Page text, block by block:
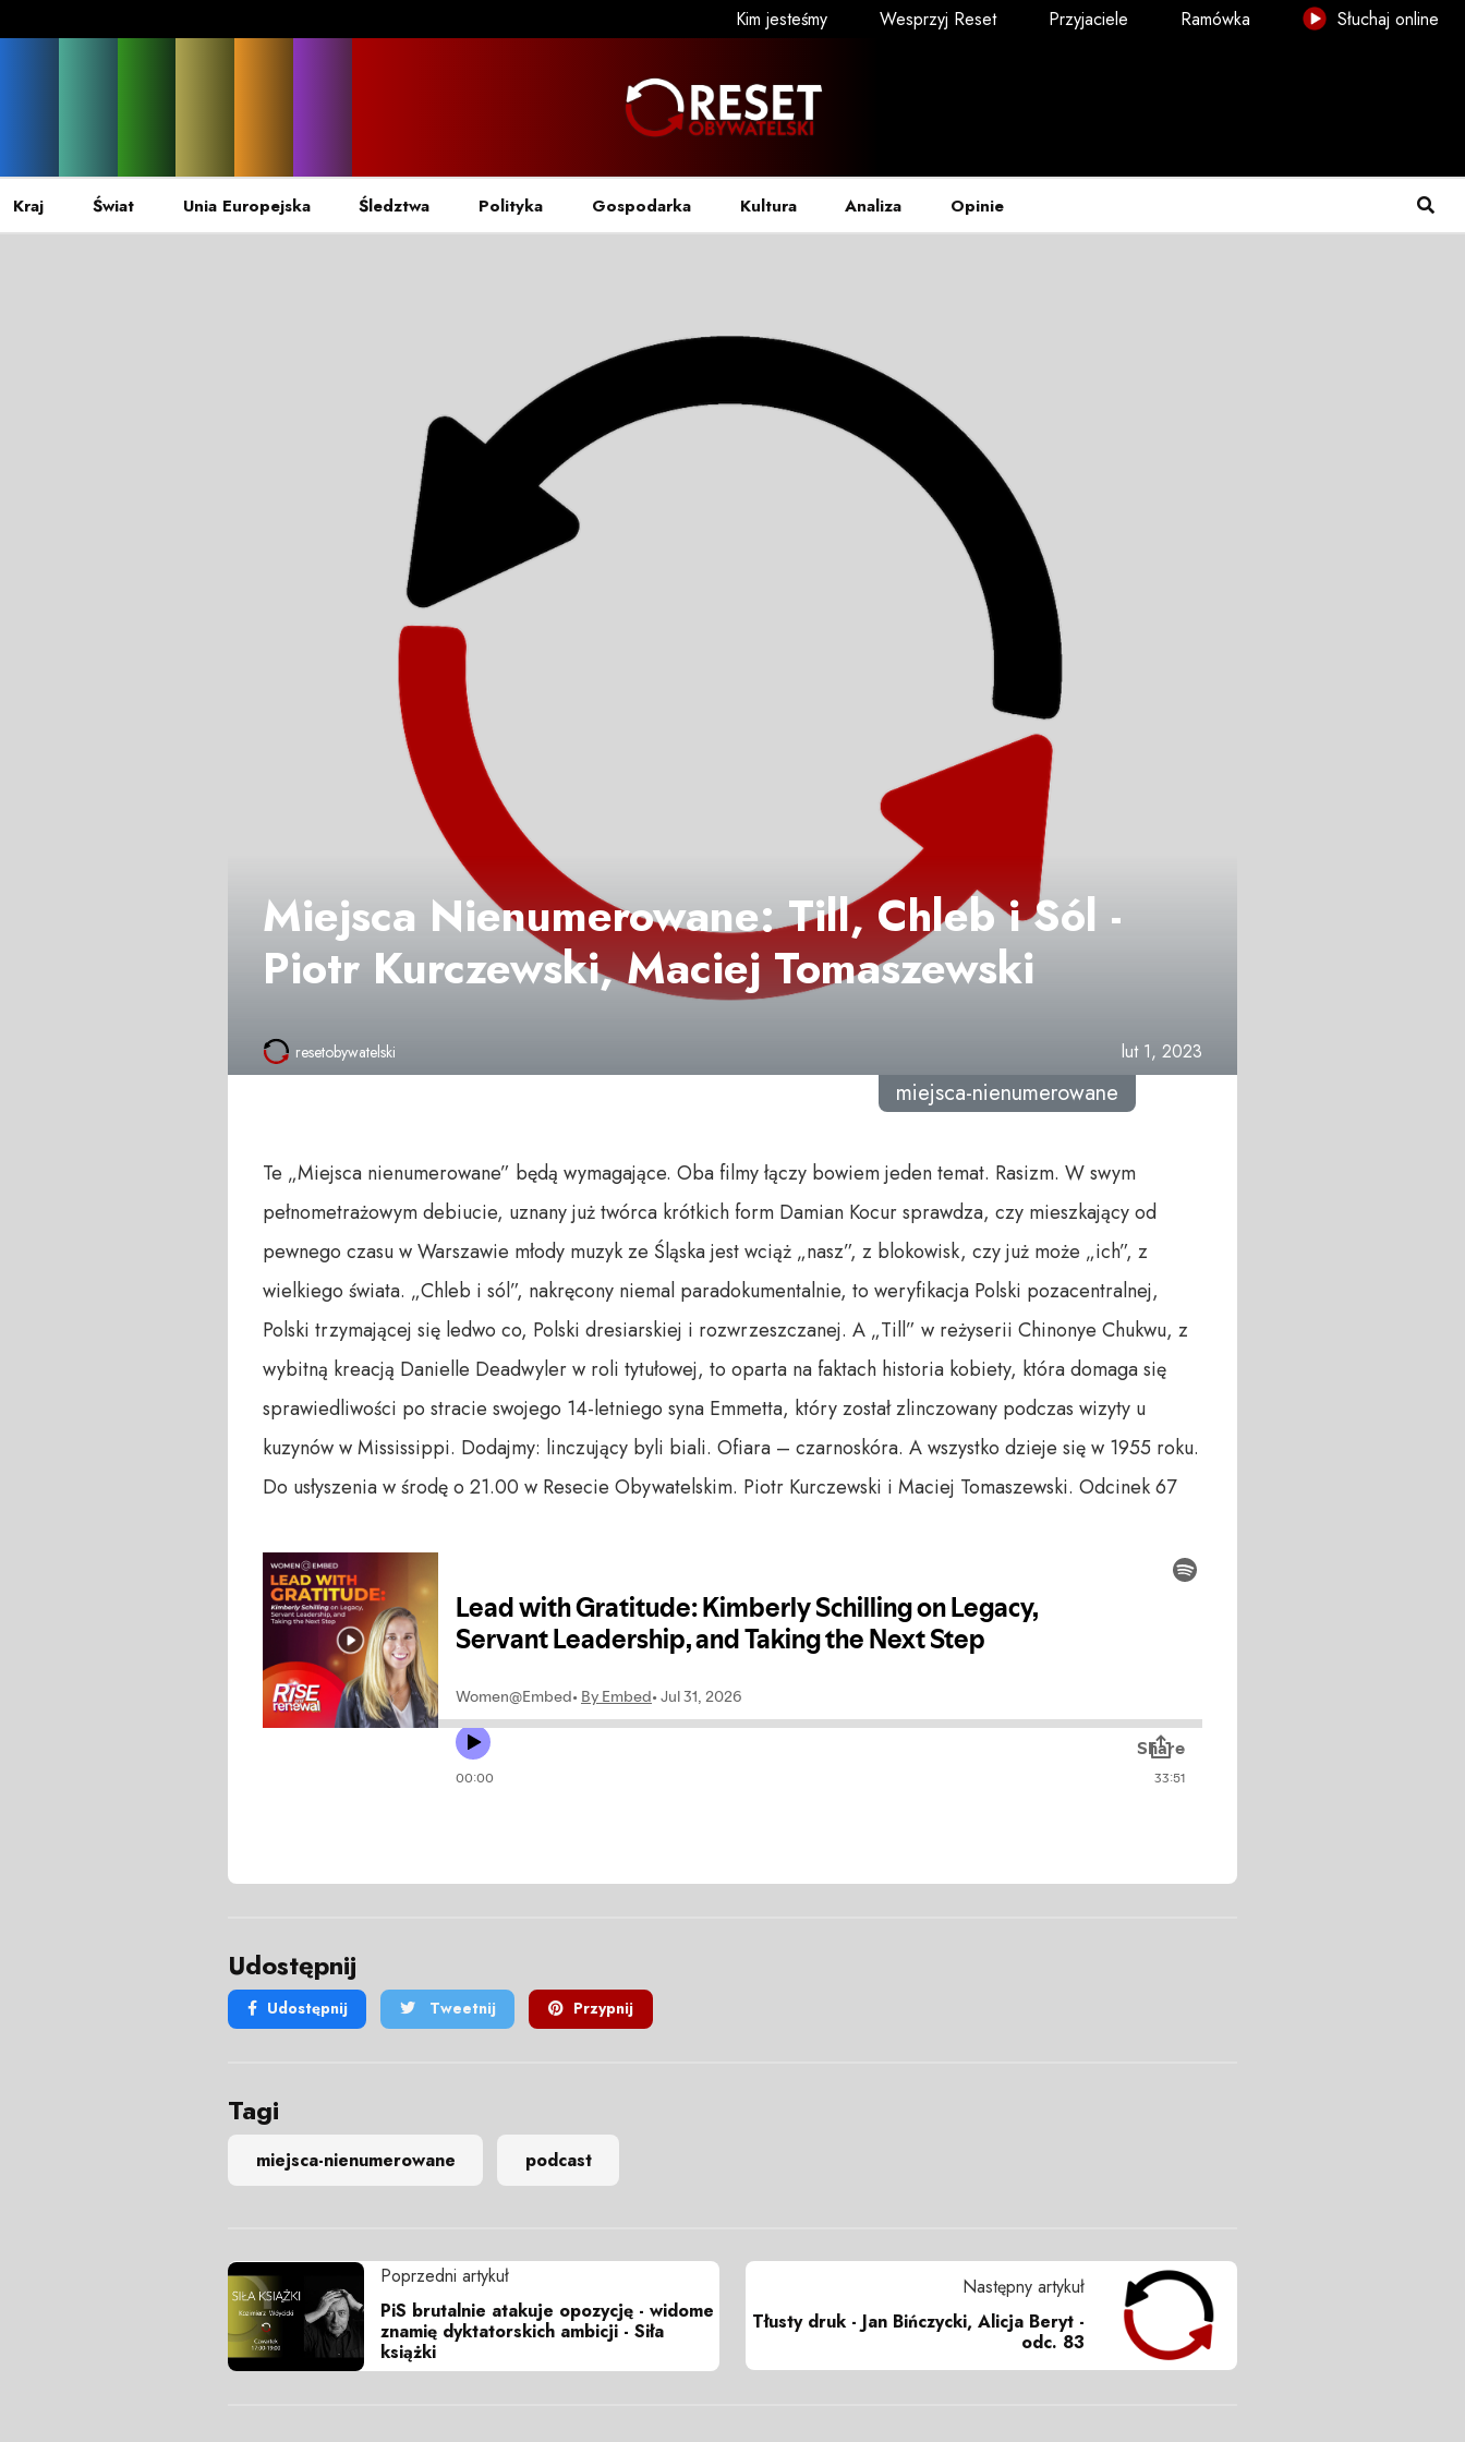
Kim jesteśmy Wesprzyj Reset Przyjaciele Ramówka Słuchaj online
Kraj Świat Unia Europejska Śledztwa Polityka Gospodarka Kultura Analiza Opinie
Miejsca Nienumerowane: Till, Chleb i Sól -
Piotr Kurczewski, Maciej Tomaszewski
resetobywatelski lut 1, 2023
miejsca-nienumerowane
Te „Miejsca nienumerowane” będą wymagające. Oba filmy łączy bowiem jeden temat. Rasizm. W swym
pełnometrażowym debiucie, uznany już twórca krótkich form Damian Kocur sprawdza, czy mieszkający od
pewnego czasu w Warszawie młody muzyk ze Śląska jest wciąż „nasz”, z blokowisk, czy już może „ich”, z
wielkiego świata. „Chleb i sól”, nakręcony niemal paradokumentalnie, to weryfikacja Polski pozacentralnej,
Polski trzymającej się ledwo co, Polski dresiarskiej i rozwrzeszczanej. A „Till” w reżyserii Chinonye Chukwu, z
wybitną kreacją Danielle Deadwyler w roli tytułowej, to oparta na faktach historia kobiety, która domaga się
sprawiedliwości po stracie swojego 14-letniego syna Emmetta, który został zlinczowany podczas wizyty u
kuzynów w Mississippi. Dodajmy: linczujący byli biali. Ofiara – czarnoskóra. A wszystko dzieje się w 1955 roku.
Do usłyszenia w środę o 21.00 w Resecie Obywatelskim. Piotr Kurczewski i Maciej Tomaszewski. Odcinek 67
Udostępnij
Udostępnij Tweetnij Przypnij
Tagi
miejsca-nienumerowane podcast
Poprzedni artykuł
PiS brutalnie atakuje opozycję - widome
znamię dyktatorskich ambicji - Siła
książki
Następny artykuł
Tłusty druk - Jan Bińczycki, Alicja Beryt -
odc. 83